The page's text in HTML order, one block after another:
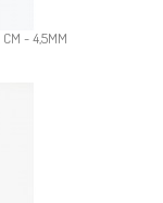
- 4,5MM